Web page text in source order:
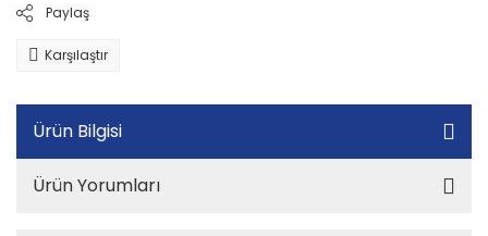
Paylaş
Karşılaştır
Ürün Bilgisi
Ürün Yorumları